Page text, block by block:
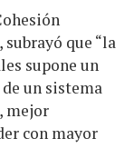
que “la
supone un
un sistema
mejor
con mayor